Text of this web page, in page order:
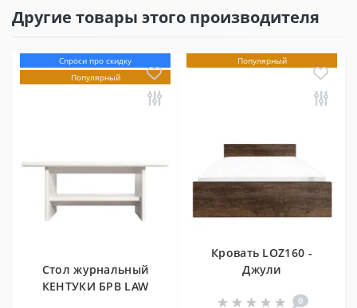
Другие товары этого производителя
Спроси про скидку
Популярный
Стол журнальный
КЕНТУКИ БРВ LAW
Популярный
Кровать LOZ160 -
Джули
0